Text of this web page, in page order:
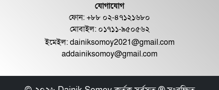
যোগাযোগ
ফোন: +৮৮ ০২-৪৭১২১৬৮০
মোবাইল: ০১৭১১-৯৫০৫৬২
ইমেইল:dainiksomoy2021@gmail.com
addainiksomoy@gmail.com